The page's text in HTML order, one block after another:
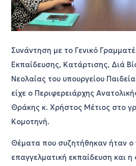
Συνάντηση με το Γενικό
Εκπαίδευσης, Κατάρτισης, Διά
Νεολαίας του υπουργείου
είχε ο Περιφερειάρχης
Θράκης κ. Χρήστος Μέτιος στο
Κομοτηνή.
Θέματα που συζητήθηκαν ήταν ο
επαγγελματική εκπαίδευση και